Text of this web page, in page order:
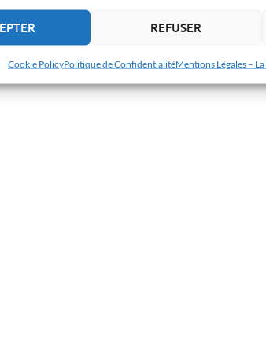
REFUSER
Cookie PolicyPolitique de ConfidentialitéMentions Légales –